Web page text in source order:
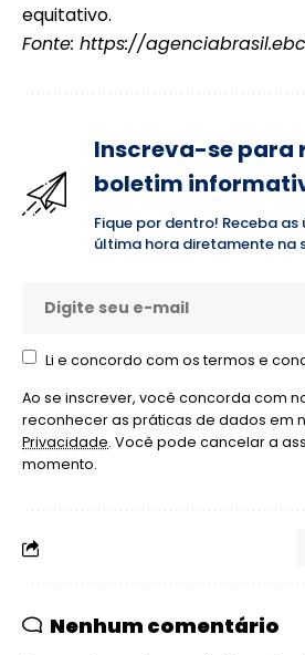
equitativo.
Fonte: https://
Inscreva-se para
boletim
Fique por dentro! Receba
última hora diretamente na
Li e concordo com os termos e
Ao se inscrever, você concorda com
reconhecer as práticas de dados em
Privacidade. Você pode cancelar a
momento.
Nenhum comentário